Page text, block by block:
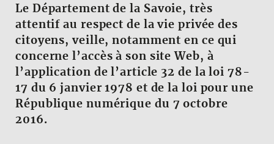
Le Département de la Savoie, très
attentif au respect de la vie privée des
citoyens, veille, notamment en ce qui
concerne l’accès à son site Web, à
l’application de l’article 32 de la loi 78-
17 du 6 janvier 1978 et de la loi pour une
République numérique du 7 octobre
2016.